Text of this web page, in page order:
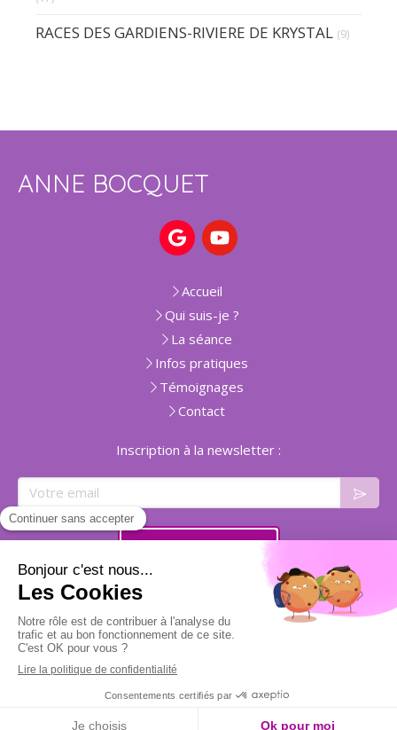
RACES DES GARDIENS-RIVIERE DE KRYSTAL (9)
ANNE BOCQUET
Accueil
Qui suis-je ?
La séance
Infos pratiques
Témoignages
Contact
Inscription à la newsletter :
Votre email
Prendre rendez-vous
Plan du site
Mentions légales
Création et référencement du site par Simplébo
Site partenaire deAnnuaire Thérapeutes